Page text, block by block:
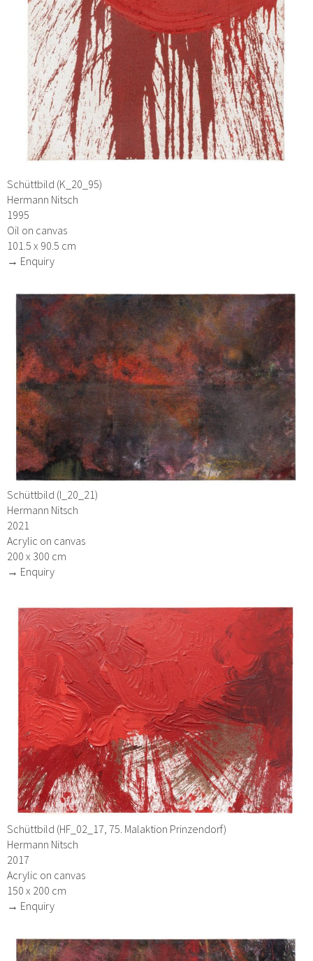
Schüttbild (K_20_95)
Hermann Nitsch
1995
Oil on canvas
101.5 x 90.5 cm
→ Enquiry
Schüttbild (I_20_21)
Hermann Nitsch
2021
Acrylic on canvas
200 x 300 cm
→ Enquiry
Schüttbild (HF_02_17, 75. Malaktion Prinzendorf)
Hermann Nitsch
2017
Acrylic on canvas
150 x 200 cm
→ Enquiry